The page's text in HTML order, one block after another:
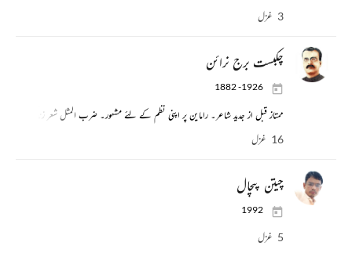
3 غزل
چکبست برج نرائن
1882 -1926
ممتاز قبل از جدید شاعر۔ راماین پر اپنی نظم کے لئے مشہور۔ ضرب المثل شعر زندگی کیا
16 غزل
چیتن پںچال
1992
5 غزل